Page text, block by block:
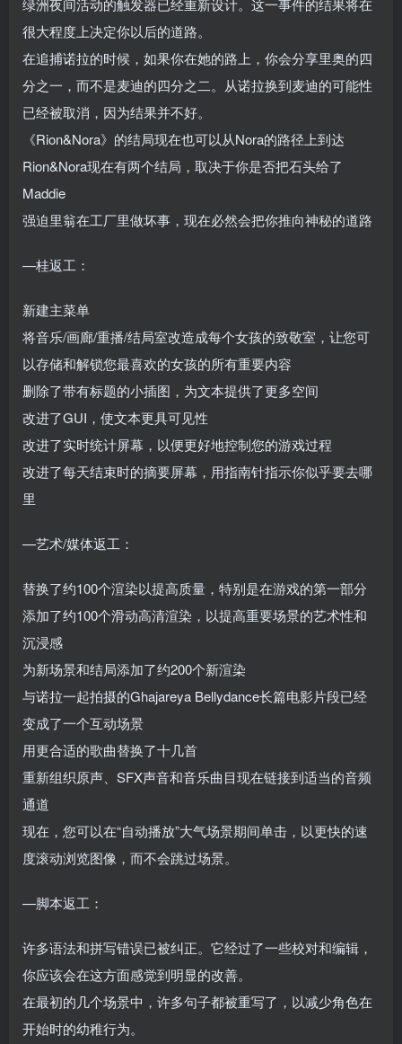
很大程度上决定你以后的道路。
在追捕诺拉的时候，如果你在她的路上，你会分享里奥的四
分之一，而不是麦迪的四分之二。从诺拉换到麦迪的可能性
已经被取消，因为结果并不好。
《Rion&Nora》的结局现在也可以从Nora的路径上到达
Rion&Nora现在有两个结局，取决于你是否把石头给了
Maddie
强迫里翁在工厂里做坏事，现在必然会把你推向神秘的道路
—桂返工：
新建主菜单
将音乐/画廊/重播/结局室改造成每个女孩的致敬室，让您可
以存储和解锁您最喜欢的女孩的所有重要内容
删除了带有标题的小插图，为文本提供了更多空间
改进了GUI，使文本更具可见性
改进了实时统计屏幕，以便更好地控制您的游戏过程
改进了每天结束时的摘要屏幕，用指南针指示你似乎要去哪
里
—艺术/媒体返工：
替换了约100个渲染以提高质量，特别是在游戏的第一部分
添加了约100个滑动高清渲染，以提高重要场景的艺术性和
沉浸感
为新场景和结局添加了约200个新渲染
与诺拉一起拍摄的Ghajareya Bellydance长篇电影片段已经
变成了一个互动场景
用更合适的歌曲替换了十几首
重新组织原声、SFX声音和音乐曲目现在链接到适当的音频
通道
现在，您可以在“自动播放”大气场景期间单击，以更快的速
度滚动浏览图像，而不会跳过场景。
—脚本返工：
许多语法和拼写错误已被纠正。它经过了一些校对和编辑，
你应该会在这方面感觉到明显的改善。
在最初的几个场景中，许多句子都被重写了，以减少角色在
开始时的幼稚行为。